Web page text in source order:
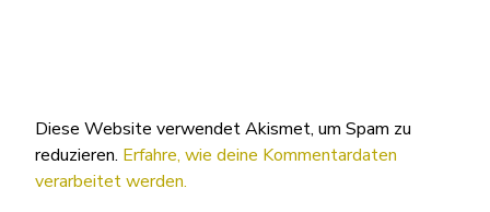
Diese Website verwendet Akismet, um Spam zu
reduzieren. Erfahre, wie deine Kommentardaten
verarbeitet werden.